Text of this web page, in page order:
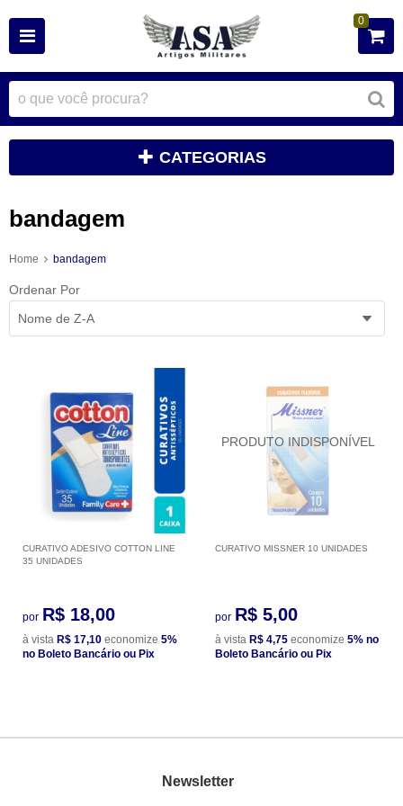
0
CATEGORIAS
bandagem
Home bandagem
Ordenar Por
Nome de Z-A
CURATIVO ADESIVO COTTON LINE
35 UNIDADES
por R$ 18,00
à vista R$ 17,10 economize 5%
no Boleto Bancário ou Pix
CURATIVO MISSNER 10 UNIDADES
por R$ 5,00
à vista R$ 4,75 economize 5% no
Boleto Bancário ou Pix
Newsletter